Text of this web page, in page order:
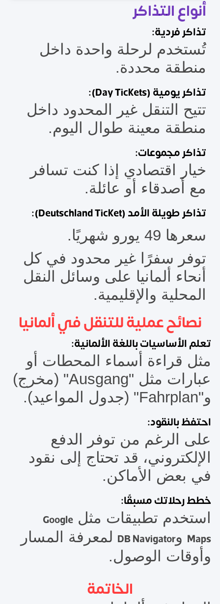
أنواع التذاكر
تذاكر فردية:
تُستخدم لرحلة واحدة داخل
منطقة محددة.
تذاكر يومية (Day Tickets):
تتيح التنقل غير المحدود داخل
منطقة معينة طوال اليوم.
تذاكر مجموعات:
خيار اقتصادي إذا كنت تسافر
مع أصدقاء أو عائلة.
تذاكر طويلة الأمد (Deutschland Ticket):
سعرها 49 يورو شهريًا.
توفر سفرًا غير محدود في كل
أنحاء ألمانيا على وسائل النقل
المحلية والإقليمية.
نصائح عملية للتنقل في ألمانيا
تعلم الأساسيات باللغة الألمانية:
مثل قراءة أسماء المحطات أو
عبارات مثل "Ausgang" (مخرج)
و"Fahrplan" (جدول المواعيد).
احتفظ بالنقود:
على الرغم من توفر الدفع
الإلكتروني، قد تحتاج إلى نقود
في بعض الأماكن.
خطط رحلاتك مسبقًا:
استخدم تطبيقات مثلGoogle
Maps وDB Navigator لمعرفة المسار
وأوقات الوصول.
الخاتمة